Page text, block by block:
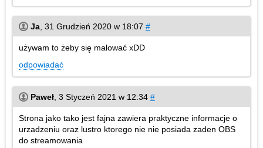
Ja 31 Grudzień 2020 w 18:07 #
używam to żeby się malować xDD
odpowiadać
Paweł 3 Styczeń 2021 w 12:34 #
Strona jako tako jest fajna zawiera praktyczne informacje o
urzadzeniu oraz lustro ktorego nie nie posiada zaden OBS
do streamowania